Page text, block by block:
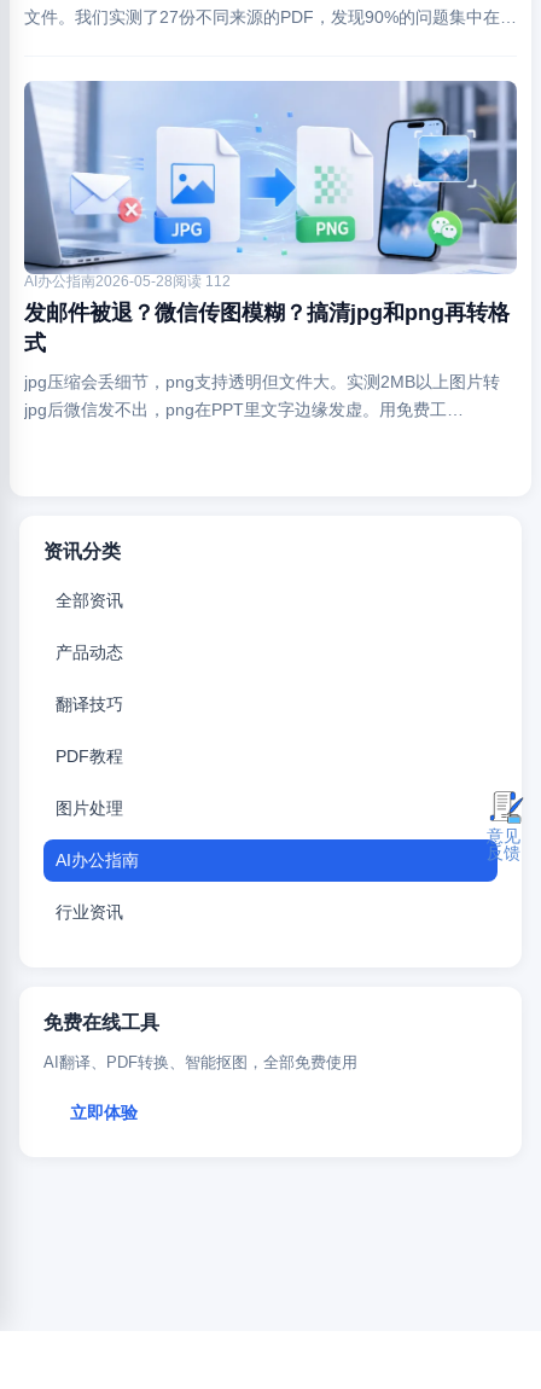
资讯分类
全部资讯
产品动态
翻译技巧
PDF教程
图片处理
AI办公指南
行业资讯
免费在线工具
AI翻译、PDF转换、智能抠图，全部免费使用
立即体验
文件。我们实测了27份不同来源的PDF，发现90%的问题集中在字
AI办公指南2026-05-28阅读 112
发邮件被退？微信传图模糊？搞清jpg和png再转格
式
jpg压缩会丢细节，png支持透明但文件大。实测2MB以上图片转
jpg后微信发不出，png在PPT里文字边缘发虚。用免费工
意见
反馈